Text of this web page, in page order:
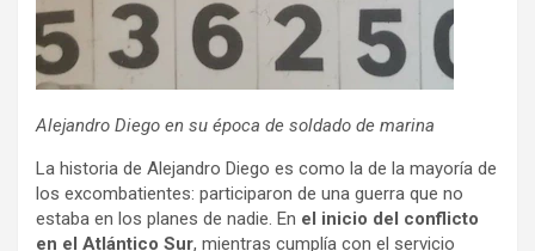
Alejandro Diego en su época de soldado de marina
La historia de Alejandro Diego es como la de la mayoría de
los excombatientes: participaron de una guerra que no
estaba en los planes de nadie. En el inicio del conflicto
en el Atlántico Sur, mientras cumplía con el servicio